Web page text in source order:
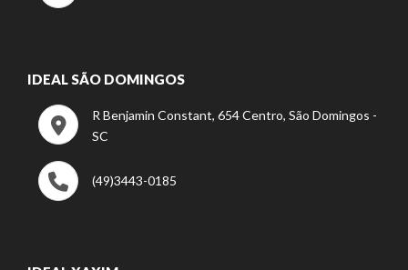
IDEAL SÃO DOMINGOS
R Benjamin Constant, 654 Centro, São Domingos -
SC
(49)3443-0185